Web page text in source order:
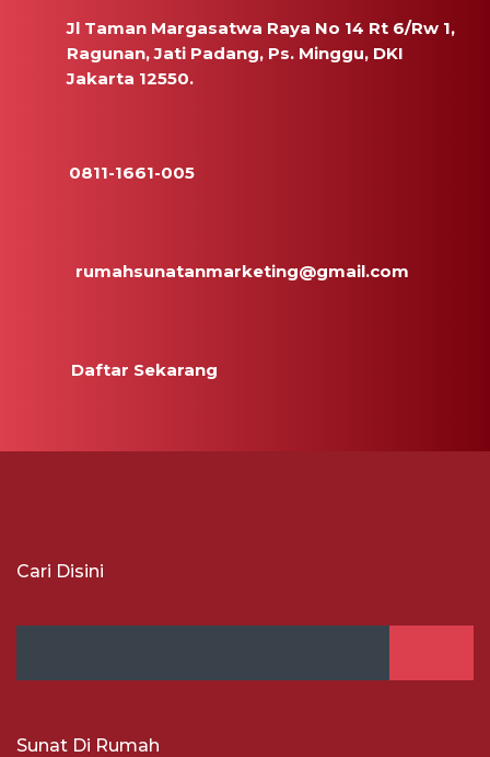
Jl Taman Margasatwa Raya No 14 Rt 6/Rw 1,
Ragunan, Jati Padang, Ps. Minggu, DKI
Jakarta 12550.
0811-1661-005
rumahsunatanmarketing@gmail.com
Daftar Sekarang
Cari Disini
Sunat Di Rumah